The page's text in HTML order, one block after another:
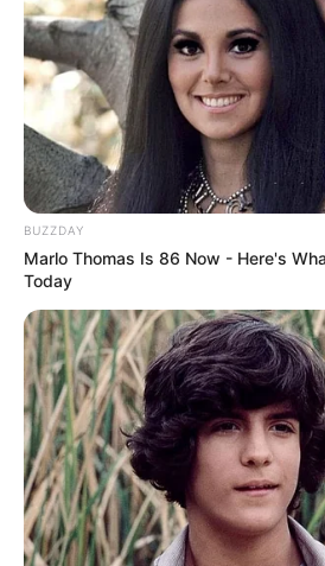
Borboleta Kids
BUZZDAY
Marlo Thomas Is 86 Now - Here's
Today